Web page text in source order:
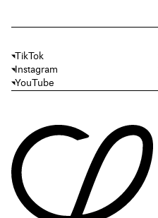
TikTok
Instagram
YouTube